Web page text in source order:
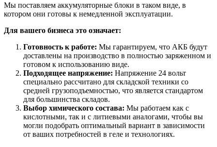
Мы поставляем аккумуляторные блоки в таком виде, в
котором они готовы к немедленной эксплуатации.
Для вашего бизнеса это означает:
Готовность к работе: Мы гарантируем, что АКБ будут
доставлены на производство в полностью заряженном и
готовом к использованию виде.
Подходящее напряжение: Напряжение 24 вольт
специально рассчитано для складской техники со
средней грузоподъемностью, что является стандартом
для большинства складов.
Выбор химического состава: Мы работаем как с
кислотными, так и с литиевыми аналогами, чтобы вы
могли подобрать оптимальный вариант в зависимости
от ваших потребностей в геле и технологиях.